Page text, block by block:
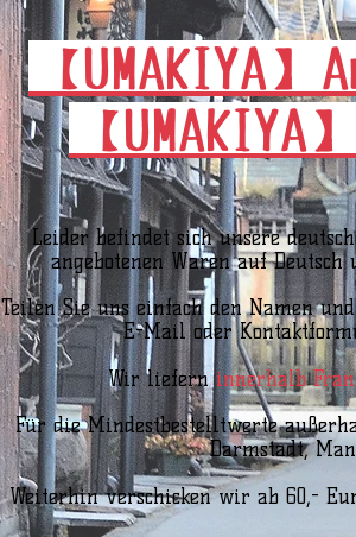
【UMAKIYA
【
Leider befindet sich unsere
angebotenen Waren auf
Teilen Sie uns einfach den Namen
E-Mail oder
Wir lieferninnerhalb
Für die Mindestbestelltwerte
Darmstadt,
Weiterhin verschicken wir ab 60,-